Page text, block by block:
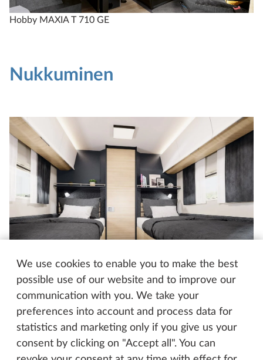
We use cookies to enable you to make the best
possible use of our website and to improve our
communication with you. We take your
preferences into account and process data for
statistics and marketing only if you give us your
consent by clicking on "Accept all". You can
Hobby MAXIA T 710 GE
Nukkuminen
Hobby MAXIA T 740 WE
Nuku matkalla yhtä mukavasti kuin
kotona